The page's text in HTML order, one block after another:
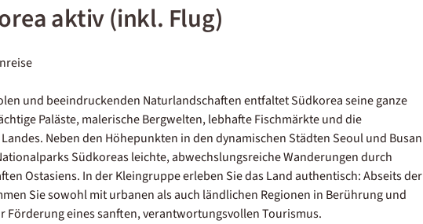
aktiv (inkl. Flug)
und beeindruckenden Naturlandschaften entfaltet Südkorea seine ganze
Paläste, malerische Bergwelten, lebhafte Fischmärkte und die
Neben den Höhepunkten in den dynamischen Städten Seoul und Busan
Südkoreas leichte, abwechslungsreiche Wanderungen durch
Ostasiens. In der Kleingruppe erleben Sie das Land authentisch: Abseits der
Sie sowohl mit urbanen als auch ländlichen Regionen in Berührung und
Förderung eines sanften, verantwortungsvollen Tourismus.